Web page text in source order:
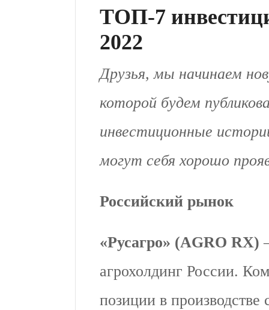
ТОП-7
2022
Друзья, мы начинаем
которой будем
инвестиционные
могут себя хорошо
Российский рынок
«Русагро» (AGRO RX)
агрохолдинг России.
позиции в производстве